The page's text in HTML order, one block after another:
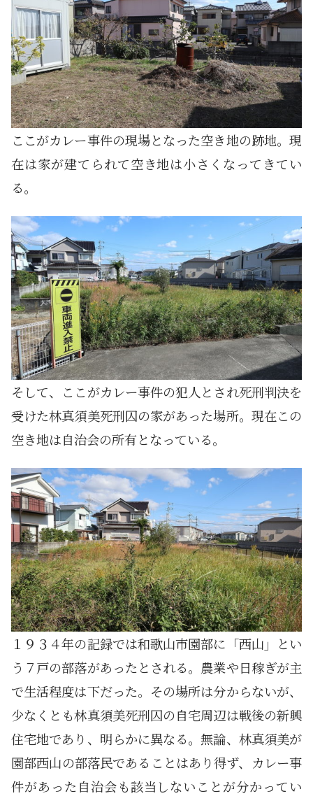
ここがカレー事件の現場となった空き地の跡地。現
在は家が建てられて空き地は小さくなってきてい
る。
そして、ここがカレー事件の犯人とされ死刑判決を
受けた林真須美死刑囚の家があった場所。現在この
空き地は自治会の所有となっている。
１９３４年の記録では和歌山市園部に「西山」とい
う７戸の部落があったとされる。農業や日稼ぎが主
で生活程度は下だった。その場所は分からないが、
少なくとも林真須美死刑囚の自宅周辺は戦後の新興
住宅地であり、明らかに異なる。無論、林真須美が
園部西山の部落民であることはあり得ず、カレー事
件があった自治会も該当しないことが分かってい